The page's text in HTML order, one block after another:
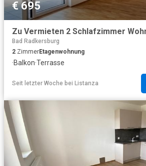
€ 695
Bad Radkersburg
2 ZimmerEtagenwohnung
·Balkon·Terrasse
Seit letzter Woche bei Listanza